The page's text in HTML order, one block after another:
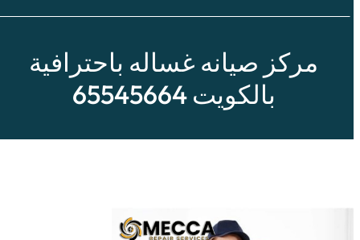
مركز صيانه غساله باحترافية
بالكويت 65545664